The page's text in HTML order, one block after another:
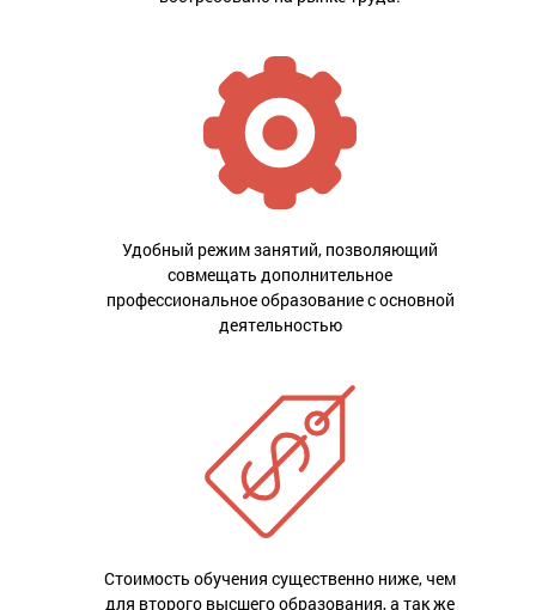
Удобный режим занятий, позволяющий
совмещать дополнительное
профессиональное образование с основной
деятельностью
Стоимость обучения существенно ниже, чем
для второго высшего образования, а так же